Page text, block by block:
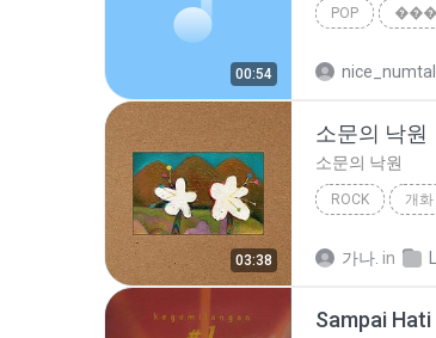
00:54
POP
nice_numtal
03:38
소문의 낙원
소문의 낙원
ROCK 개화
가나. in
Sampai Hati